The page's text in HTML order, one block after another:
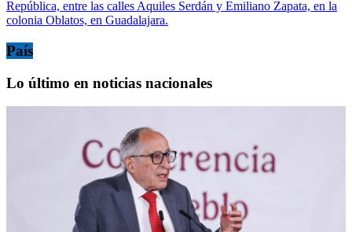
República, entre las calles Aquiles Serdán y Emiliano Zapata, en la
colonia Oblatos, en Guadalajara.
País
Lo último en noticias nacionales